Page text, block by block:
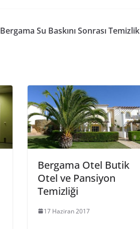
Bergama Su Baskını Sonrası Temizlik
Bergama Otel Butik
Otel ve Pansiyon
Temizliği
17 Haziran 2017